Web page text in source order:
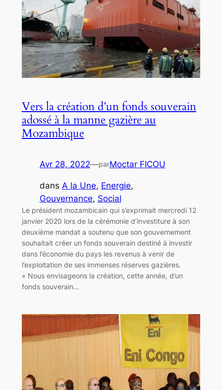
Vers la création d’un fonds souverain
adossé à la manne gazière au
Mozambique
Avr 28, 2022—parMoctar FICOU
dans A la Une, Energie
Gouvernance, Social
Le président mozambicain qui s’exprimait mercredi 12
janvier 2020 lors de la cérémonie d’investiture à son
deuxième mandat a soutenu que son gouvernement
souhaitait créer un fonds souverain destiné à investir
dans l’économie du pays les revenus à venir de
l’exploitation de ses immenses réserves gazières.
« Nous envisageons la création, cette année, d’un
fonds souverain…